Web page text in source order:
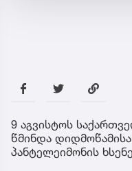
9 აგვისტოს
წმინდა
პანტელეიმონის